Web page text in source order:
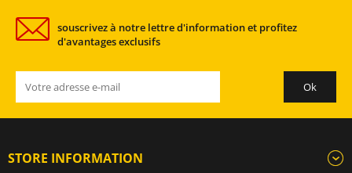
souscrivez à notre lettre d'information et profitez
d'avantages exclusifs
STORE INFORMATION